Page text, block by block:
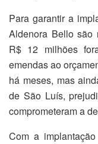
Para garantir a
Aldenora Bello são
R$ 12 milhões
emendas ao
há meses, mas
de São Luís,
comprometeram a
Com a